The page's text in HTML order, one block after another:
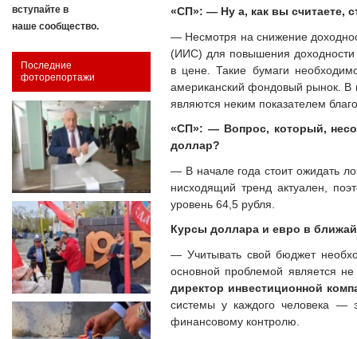
вступайте в
наше сообщество.
Последние
фоторепортажи
«СП»: — Ну а, как вы считаете,
— Несмотря на снижение
(ИИС) для повышения доходности
в цене. Такие бумаги
американский фондовый рынок.
являются неким показателем
«СП»: — Вопрос, который,
доллар?
— В начале года стоит ожидать
нисходящий тренд актуален,
уровень 64,5 рубля.
Курсы доллара и евро в
— Учитывать свой бюджет
основной проблемой является
директор инвестиционной
системы у каждого человека —
финансовому контролю.